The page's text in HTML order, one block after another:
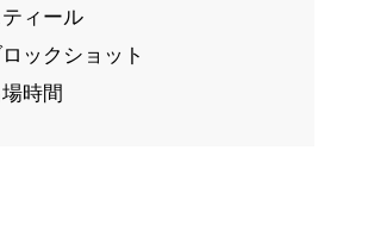
ィール
ックショット
時間